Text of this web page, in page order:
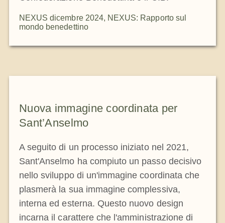
NEXUS dicembre 2024, NEXUS: Rapporto sul
mondo benedettino
Nuova immagine coordinata per
Sant’Anselmo
A seguito di un processo iniziato nel 2021,
Sant'Anselmo ha compiuto un passo decisivo
nello sviluppo di un'immagine coordinata che
plasmerà la sua immagine complessiva,
interna ed esterna. Questo nuovo design
incarna il carattere che l'amministrazione di